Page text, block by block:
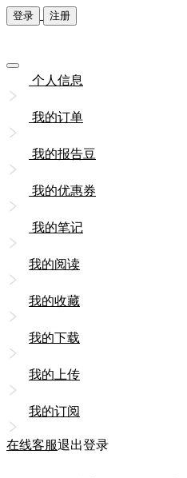
登录 注册
个人信息
我的订单
我的报告豆
我的优惠券
我的笔记
我的阅读
我的收藏
我的下载
我的上传
我的订阅
在线客服退出登录